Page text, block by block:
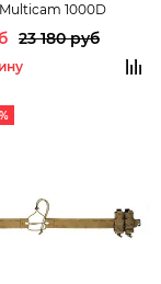
1000D
23 180 руб